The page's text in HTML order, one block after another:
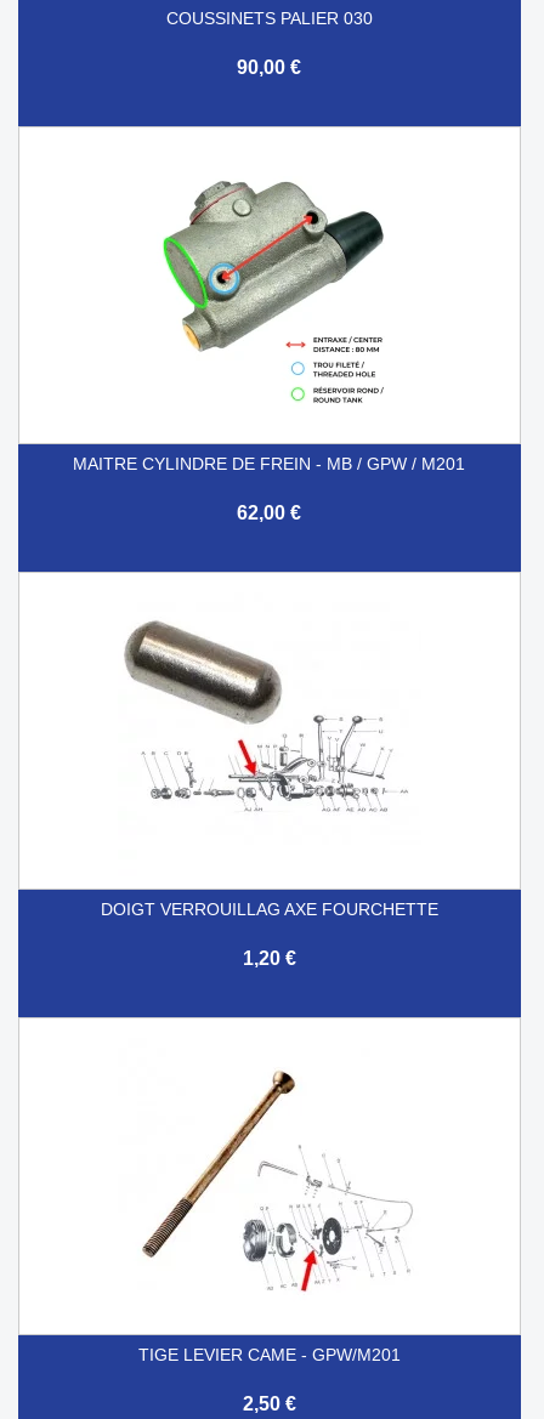
COUSSINETS PALIER 030
90,00 €
MAITRE CYLINDRE DE FREIN - MB / GPW / M201
62,00 €
DOIGT VERROUILLAG AXE FOURCHETTE
1,20 €
TIGE LEVIER CAME - GPW/M201
2,50 €